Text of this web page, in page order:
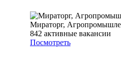
Мираторг,
842 активные вакансии
Посмотреть